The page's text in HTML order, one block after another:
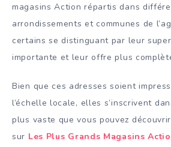
magasins Action répartis dans
arrondissements et communes de
certains se distinguant par leur
importante et leur offre plus
Bien que ces adresses soient
l’échelle locale, elles s’inscrivent
plus vaste que vous pouvez
sur Les Plus Grands Magasins